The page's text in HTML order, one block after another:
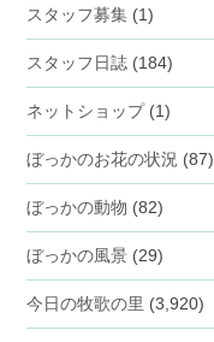
スタッフ募集 (1)
スタッフ日誌 (184)
ネットショップ (1)
ぼっかのお花の状況 (87)
ぼっかの動物 (82)
ぼっかの風景 (29)
今日の牧歌の里 (3,920)